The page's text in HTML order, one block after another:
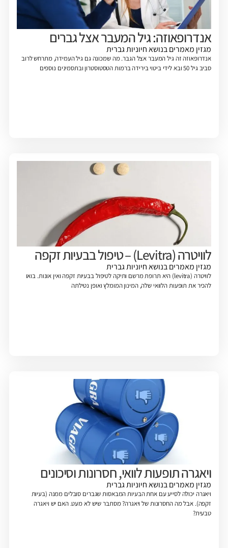
אנדרופאוזה: גיל המעבר אצל גברים
מגזין מאמרים בנושא חיוניות גברית
אנדרופאוזה זה גיל המעבר אצל הגבר. מה שמכונה גם גיל העמידה, מתרחש לרוב
סביב גיל 50 ובא לידי ביטוי בירידה ברמות הטסטוסטרון ובתסמינים נוספים
לוויטרה (Levitra) – טיפול בבעיות זקפה
מגזין מאמרים בנושא חיוניות גברית
לוויטרה (levitra) היא תרופת מרשם ותיקה לטיפול בבעיות זקפה ואין אונות. בואו
להכיר את תופעות הלוואי שלה, המינון המומלץ ואופן נטילתה
ויאגרה תופעות לוואי, חסרונות וסיכונים
מגזין מאמרים בנושא חיוניות גברית
ויאגרה יכולה לסייע עם אחת הבעיות המבאסות שגברים סובלים ממנה (בעיות
זקפה). אבל מה החסרונות של ויאגרה? מסתבר שיש לא מעט. האם יש ויאגרה
טבעית?